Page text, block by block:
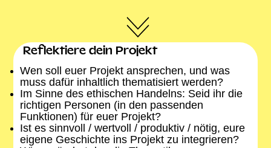
Reflektiere dein Projekt
Wen soll euer Projekt ansprechen, und was
muss dafür inhaltlich thematisiert werden?
Im Sinne des ethischen Handelns: Seid ihr die
richtigen Personen (in den passenden
Funktionen) für euer Projekt?
Ist es sinnvoll / wertvoll / produktiv / nötig, eure
eigene Geschichte ins Projekt zu integrieren?